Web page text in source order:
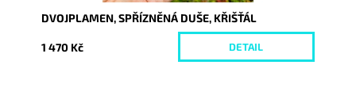
DVOJPLAMEN, SPŘÍZNĚNÁ DUŠE, KŘIŠŤÁL
1 470 Kč DETAIL